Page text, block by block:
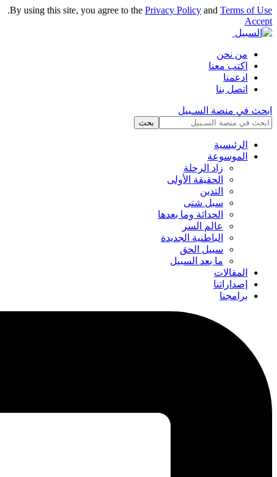
By using this site, you agree to the Privacy Policy and Terms of Use
.
Accept
من نحن
اكتب معنا
ادعمنا
اتصل بنا
ابحث في منصة السـبيل
الرئيسية
الموسوعة
زاد الرحلة
الحقيقة الأولى
التدين
سبل شتى
الحداثة وما بعدها
عالم السر
الباطنية الجديدة
سبيل الحق
ما بعد السبيل
المقالات
إصداراتنا
برامجنا